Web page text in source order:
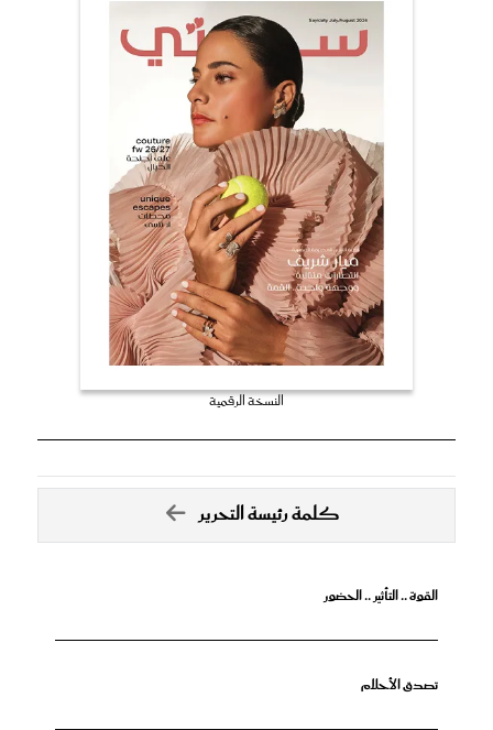
النسخة الرقمية
كلمة رئيسة التحرير
القوة .. التأثير .. الحضور
تصدق الأحلام